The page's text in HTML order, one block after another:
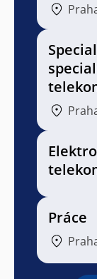
Práce